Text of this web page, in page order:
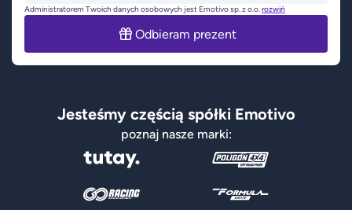
Administratorem Twoich danych osobowych jest Emotivo sp. z o.o.rozwiń
Odbieram prezent
Jesteśmy częścią spółki Emotivo
poznaj nasze marki: